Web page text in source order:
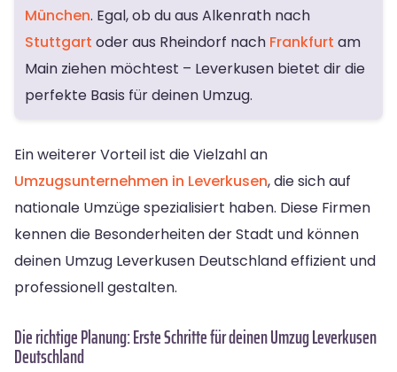
München. Egal, ob du aus Alkenrath nach
Stuttgart oder aus Rheindorf nach Frankfurt am
Main ziehen möchtest – Leverkusen bietet dir die
perfekte Basis für deinen Umzug.
Ein weiterer Vorteil ist die Vielzahl an
Umzugsunternehmen in Leverkusen, die sich auf
nationale Umzüge spezialisiert haben. Diese Firmen
kennen die Besonderheiten der Stadt und können
deinen Umzug Leverkusen Deutschland effizient und
professionell gestalten.
Die richtige Planung: Erste Schritte für deinen Umzug Leverkusen
Deutschland